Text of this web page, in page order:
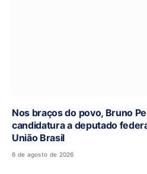
Nos braços do povo, Bruno
candidatura a deputado
União Brasil
6 de agosto de 2026